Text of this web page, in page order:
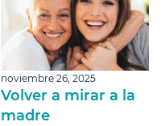
noviembre 26, 2025
Volver a mirar a la
madre